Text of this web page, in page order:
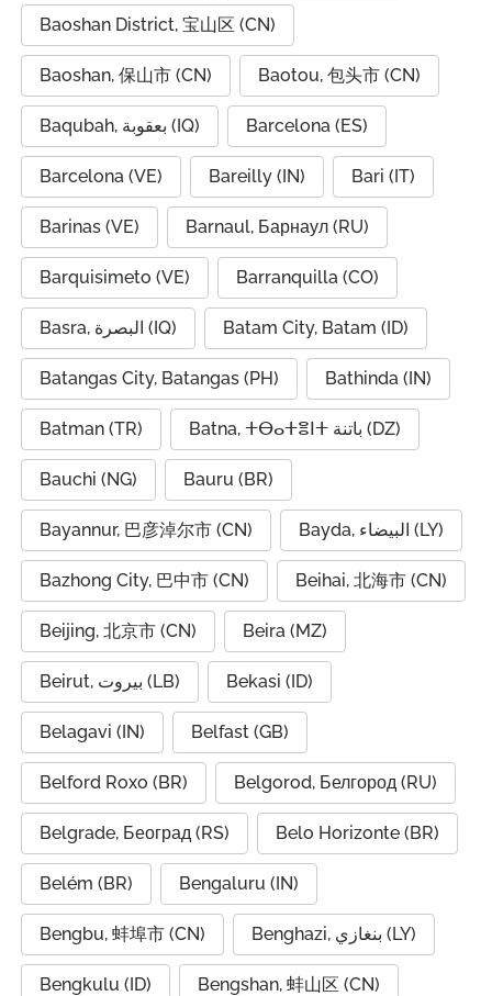
Baoshan District, 宝山区 (CN)
Baoshan, 保山市 (CN) Baotou, 包头市 (CN)
Baqubah, بعقوبة (IQ) Barcelona (ES)
Barcelona (VE) Bareilly (IN) Bari (IT)
Barinas (VE) Barnaul, Барнаул (RU)
Barquisimeto (VE) Barranquilla (CO)
Basra, البصرة (IQ) Batam City, Batam (ID)
Batangas City, Batangas (PH) Bathinda (IN)
Batman (TR) Batna, ⵜⴱⴰⵜⴻⵏⵜ باتنة (DZ)
Bauchi (NG) Bauru (BR)
Bayannur, 巴彦淖尔市 (CN) Bayda, البيضاء (LY)
Bazhong City, 巴中市 (CN) Beihai, 北海市 (CN)
Beijing, 北京市 (CN) Beira (MZ)
Beirut, بيروت (LB) Bekasi (ID)
Belagavi (IN) Belfast (GB)
Belford Roxo (BR) Belgorod, Белгород (RU)
Belgrade, Београд (RS) Belo Horizonte (BR)
Belém (BR) Bengaluru (IN)
Bengbu, 蚌埠市 (CN) Benghazi, بنغازي (LY)
Bengkulu (ID) Bengshan, 蚌山区 (CN)